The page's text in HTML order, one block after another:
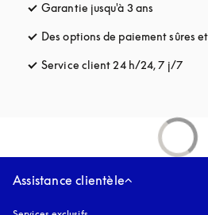
Garantie jusqu'à 3 ans
Des options de paiement sûres
Service client 24 h/24, 7 j/7
Assistance clientèle